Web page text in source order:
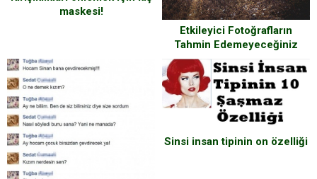
maskesi!
Etkileyici Fotoğrafların
Tahmin Edemeyeceğiniz
Çekim Anları
Sinsi insan tipinin on özelliği